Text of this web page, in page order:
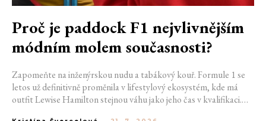
Proč je paddock F1 nejvlivnějším
módním molem současnosti?
Zapomeňte na inženýrskou nudu a tabákový kouř. Formule 1 se
letos už definitivně proměnila v lifestylový ekosystém, kde má
outfit Lewise Hamilton stejnou váhu jako jeho čas v kvalifikaci.